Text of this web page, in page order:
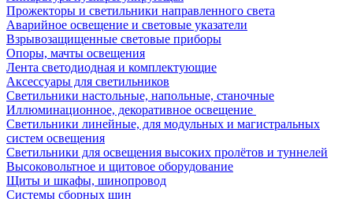
Прожекторы и светильники направленного света
Аварийное освещение и световые указатели
Взрывозащищенные световые приборы
Опоры, мачты освещения
Лента светодиодная и комплектующие
Аксессуары для светильников
Светильники настольные, напольные, станочные
Иллюминационное, декоративное освещение
Светильники линейные, для модульных и магистральных
систем освещения
Светильники для освещения высоких пролётов и туннелей
Высоковольтное и щитовое оборудование
Щиты и шкафы, шинопровод
Системы сборных шин